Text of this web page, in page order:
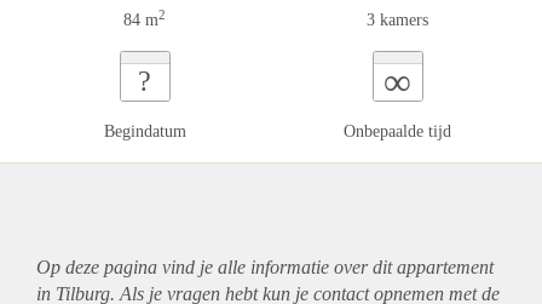
84 m2 3 kamers
?
Begindatum
∞
Onbepaalde tijd
Op deze pagina vind je alle informatie over ditappartement
in Tilburg. Als je vragen hebt kun je contact opnemen met de